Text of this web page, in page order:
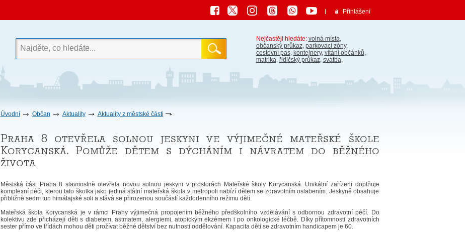
Přihlášení
Nejčastěji hledáte: volná místa,
občanský průkaz, parkovací zóny,
cestovní pas, kontejnery, vítání občánků,
matrika, řidičský průkaz, svatba,
Úvodní Občan Aktuality Aktuality z městské části
Praha 8 otevřela solnou jeskyni ve výjimečné mateřské škole
Korycanská. Pomůže dětem s dýcháním i návratem do běžného
života
Městská část Praha 8 slavnostně otevřela novou solnou jeskyni v prostorách Mateřské školy Korycanská. Unikátní zařízení doplňuje
komplexní péči, kterou tato školka jako jediná státní mateřská škola v metropoli nabízí dětem se zdravotním oslabením. Jeskyně obsahuje
přibližně sedm tun himálajské soli a stává se přirozenou součástí každodenního režimu dětí.
Mateřská škola Korycanská je v rámci Prahy výjimečná propojením běžného předškolního vzdělávání s odbornou zdravotní péčí. Do
kolektivu zde přicházejí děti s diabetem, astmatem, alergiemi, atopickým ekzémem i po onkologické léčbě. Díky přítomnosti zdravotních
sester přímo ve třídách mohou děti prožívat běžné dětství bez nutnosti oddělování. Kapacita dětí se zdravotním handicapem je 60.